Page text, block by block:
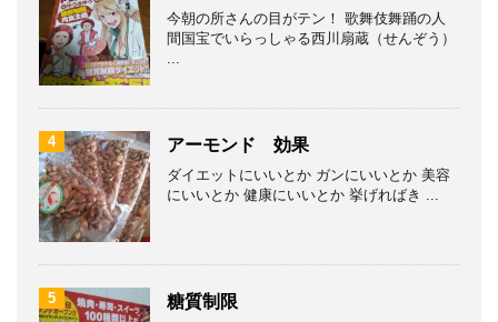
今朝の所さんの目がテン！ 歌舞伎舞踊の人
間国宝でいらっしゃる西川扇蔵（せんぞう）
...
4 アーモンド 効果
ダイエットにいいとか ガンにいいとか 美容
にいいとか 健康にいいとか 挙げればき ...
5 糖質制限